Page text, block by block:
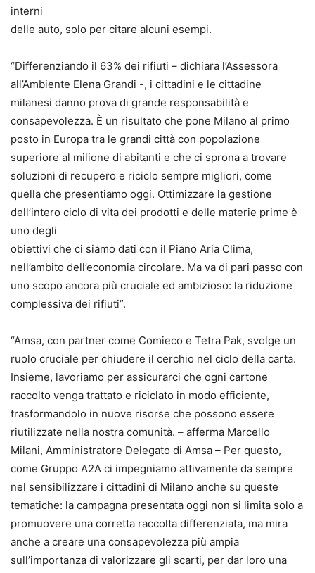
interni
delle auto, solo per citare alcuni esempi.
“Differenziando il 63% dei rifiuti – dichiara l’Assessora
all’Ambiente Elena Grandi -, i cittadini e le cittadine
milanesi danno prova di grande responsabilità e
consapevolezza. È un risultato che pone Milano al primo
posto in Europa tra le grandi città con popolazione
superiore al milione di abitanti e che ci sprona a trovare
soluzioni di recupero e riciclo sempre migliori, come
quella che presentiamo oggi. Ottimizzare la gestione
dell’intero ciclo di vita dei prodotti e delle materie prime è
uno degli
obiettivi che ci siamo dati con il Piano Aria Clima,
nell’ambito dell’economia circolare. Ma va di pari passo con
uno scopo ancora più cruciale ed ambizioso: la riduzione
complessiva dei rifiuti”.
“Amsa, con partner come Comieco e Tetra Pak, svolge un
ruolo cruciale per chiudere il cerchio nel ciclo della carta.
Insieme, lavoriamo per assicurarci che ogni cartone
raccolto venga trattato e riciclato in modo efficiente,
trasformandolo in nuove risorse che possono essere
riutilizzate nella nostra comunità. – afferma Marcello
Milani, Amministratore Delegato di Amsa – Per questo,
come Gruppo A2A ci impegniamo attivamente da sempre
nel sensibilizzare i cittadini di Milano anche su queste
tematiche: la campagna presentata oggi non si limita solo a
promuovere una corretta raccolta differenziata, ma mira
anche a creare una consapevolezza più ampia
sull’importanza di valorizzare gli scarti, per dar loro una